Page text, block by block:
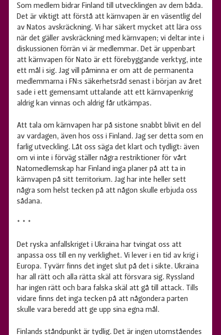
Som medlem bidrar Finland till utvecklingen av dem båda.
Det är viktigt att förstå att kärnvapen är en väsentlig del
av Natos avskräckning. Vi har säkert mycket att lära oss
när det gäller avskräckning med kärnvapen; vi deltar inte i
diskussionen förrän vi är medlemmar. Det är uppenbart
att kärnvapen för Nato är ett förebyggande verktyg, inte
ett mål i sig. Jag vill påminna er om att de permanenta
medlemmarna i FN:s säkerhetsråd senast i början av året
sade i ett gemensamt uttalande att ett kärnvapenkrig
aldrig kan vinnas och aldrig får utkämpas.
Att tala om kärnvapen har på sistone snabbt blivit en del
av vardagen, även hos oss i Finland. Jag ser detta som en
farlig utveckling. Låt oss säga det klart och tydligt: även
om vi inte i förväg ställer några restriktioner för vårt
Natomedlemskap har Finland inga planer på att ta in
kärnvapen på sitt territorium. Jag har inte heller sett
några som helst tecken på att någon skulle erbjuda oss
sådana.
* * *
Det ryska anfallskriget i Ukraina har tvingat oss att
anpassa oss till en ny verklighet. Vi lever i en tid av krig i
Europa. Tyvärr finns det inget slut på det i sikte. Ukraina
har all rätt och alla rätta skäl att försvara sig. Ryssland
har ingen rätt och bara falska skäl att gå till attack. Tills
vidare finns det inga tecken på att någondera parten
skulle vara beredd att ge upp sina egna mål.
Finlands ståndpunkt är tydlig. Det är ingen utomståendes